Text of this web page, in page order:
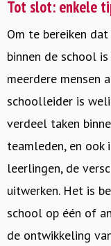
Tot slot: enkele
Om te bereiken
binnen de school
meerdere mensen
schoolleider is
verdeel taken
teamleden, en ook
leerlingen, de
uitwerken. Het is
school op één of
de ontwikkeling